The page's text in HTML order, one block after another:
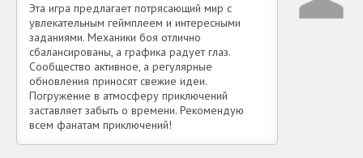
Эта игра предлагает потрясающий мир с
увлекательным геймплеем и интересными
заданиями. Механики боя отлично
сбалансированы, а графика радует глаз.
Сообщество активное, а регулярные
обновления приносят свежие идеи.
Погружение в атмосферу приключений
заставляет забыть о времени. Рекомендую
всем фанатам приключений!